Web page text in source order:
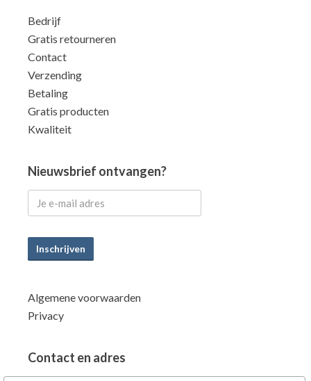
Bedrijf
Gratis retourneren
Contact
Verzending
Betaling
Gratis producten
Kwaliteit
Nieuwsbrief ontvangen?
Inschrijven
Algemene voorwaarden
Privacy
Contact en adres